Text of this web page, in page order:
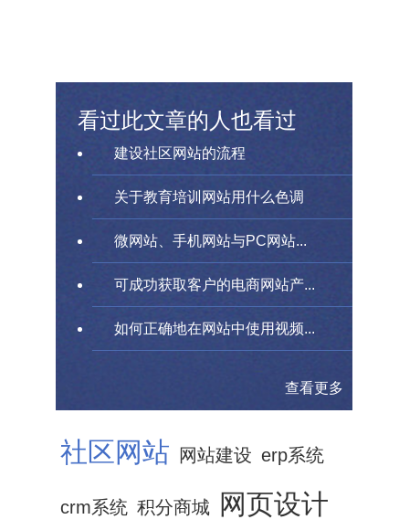
看过此文章的人也看过
建设社区网站的流程
关于教育培训网站用什么色调
微网站、手机网站与PC网站...
可成功获取客户的电商网站产...
如何正确地在网站中使用视频...
查看更多
社区网站 网站建设 erp系统
crm系统 积分商城 网页设计